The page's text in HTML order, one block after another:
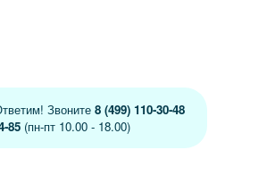
Звоните 8 (499) 110-30-48
85(пн-пт 10.00 - 18.00)